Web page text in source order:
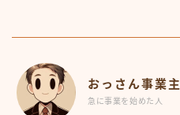
おっさん事業主
急に事業を始めた人